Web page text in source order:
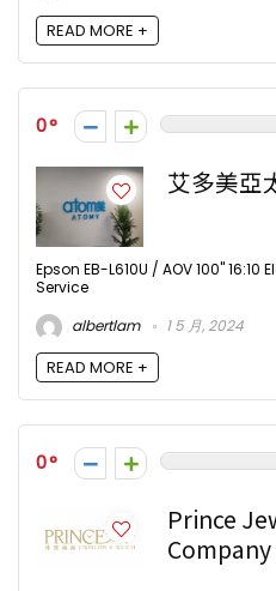
READ MORE +
0
艾多美亞
Epson EB-L610U / AOV 100"
Service
albertlam
1 5 月, 2024
READ MORE +
0
Prince
Company